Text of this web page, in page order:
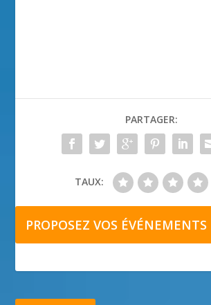
PARTAGER:
TAUX:
PROPOSEZ VOS ÉVÉNEMENTS